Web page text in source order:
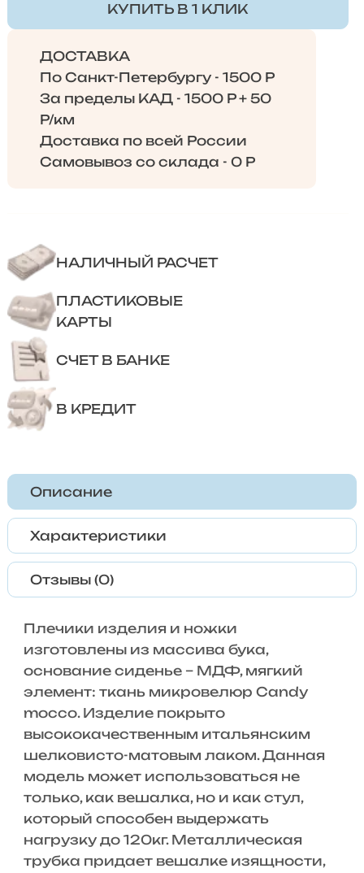
КУПИТЬ В 1 КЛИК
ДОСТАВКА
По Санкт-Петербургу - 1500 Р
За пределы КАД - 1500 Р + 50
Р/км
Доставка по всей России
Самовывоз со склада - 0 Р
НАЛИЧНЫЙ РАСЧЕТ
ПЛАСТИКОВЫЕ
КАРТЫ
СЧЕТ В БАНКЕ
В КРЕДИТ
Описание
Характеристики
Отзывы (0)
Плечики изделия и ножки
изготовлены из массива бука,
основание сиденье – МДФ, мягкий
элемент: ткань микровелюр Candy
mocco. Изделие покрыто
высококачественным итальянским
шелковисто-матовым лаком. Данная
модель может использоваться не
только, как вешалка, но и как стул,
который способен выдержать
нагрузку до 120кг. Металлическая
трубка придает вешалке изящности,